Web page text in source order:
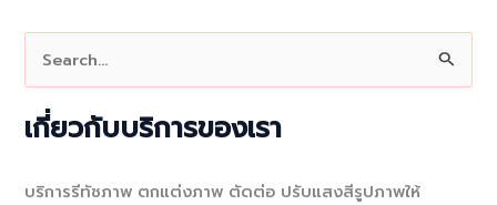
r
เกี่ยวกับบริการของเรา
บริการรีทัชภาพ ตกแต่งภาพ ตัดต่อ ปรับแสงสีรูปภาพให้